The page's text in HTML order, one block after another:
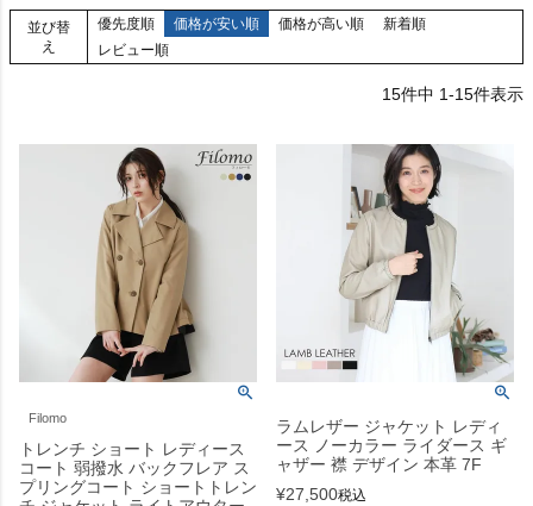
並び替
え
優先度順 価格が安い順 価格が高い順
新着順
レビュー順
15件中 1-15件表示
Filomo
トレンチ ショート レディース
コート 弱撥水 バックフレア ス
プリングコート ショートトレン
ラムレザー ジャケット レディ
ース ノーカラー ライダース ギ
ャザー 襟 デザイン 本革 7F
¥27,500税込